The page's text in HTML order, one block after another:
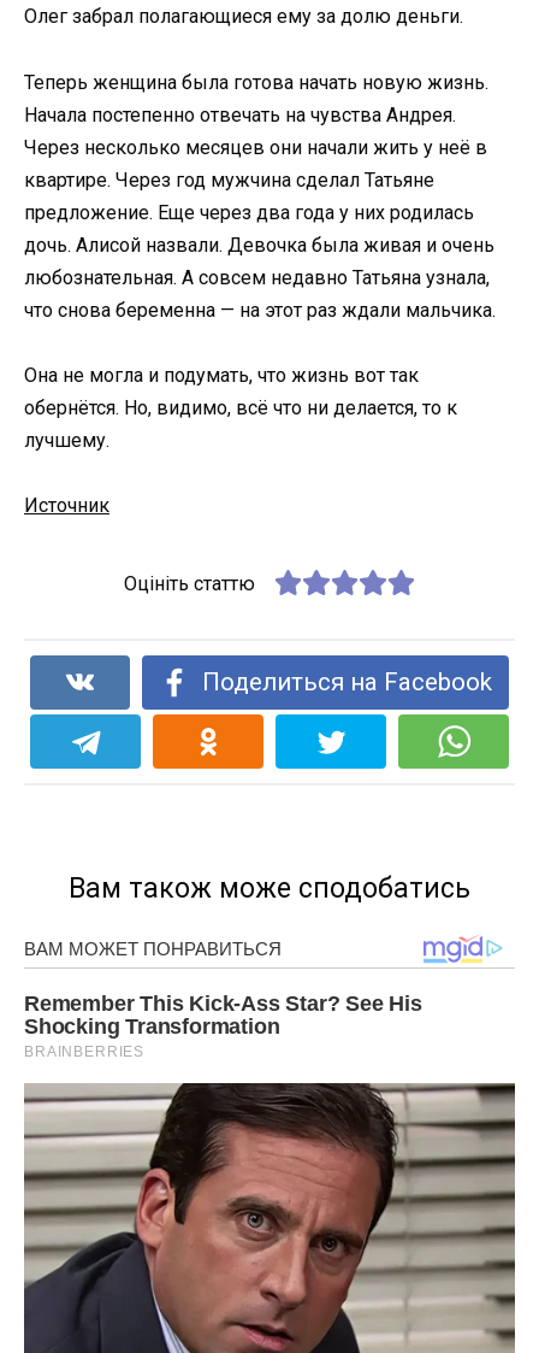
Олег забрал полагающиеся ему за долю деньги.
Теперь женщина была готова начать новую жизнь.
Начала постепенно отвечать на чувства Андрея.
Через несколько месяцев они начали жить у неё в
квартире. Через год мужчина сделал Татьяне
предложение. Еще через два года у них родилась
дочь. Алисой назвали. Девочка была живая и очень
любознательная. А совсем недавно Татьяна узнала,
что снова беременна — на этот раз ждали мальчика.
Она не могла и подумать, что жизнь вот так
обернётся. Но, видимо, всё что ни делается, то к
лучшему.
Источник
Оцініть статтю
Поделиться на Facebook
Вам також може сподобатись